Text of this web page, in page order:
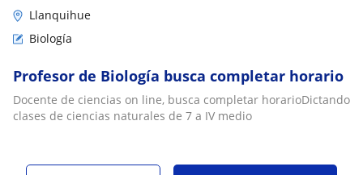
Llanquihue
Biología
Profesor de Biología busca completar horario
Docente de ciencias on line, busca completar horarioDictando
clases de ciencias naturales de 7 a IV medio